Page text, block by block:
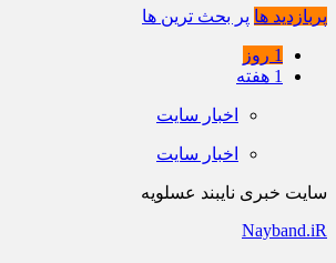
پربازدید ها پر بحث ترین ها
1 روز
1 هفته
اخبار سایت
اخبار سایت
سایت خبری نایبند عسلویه
Nayband.iR